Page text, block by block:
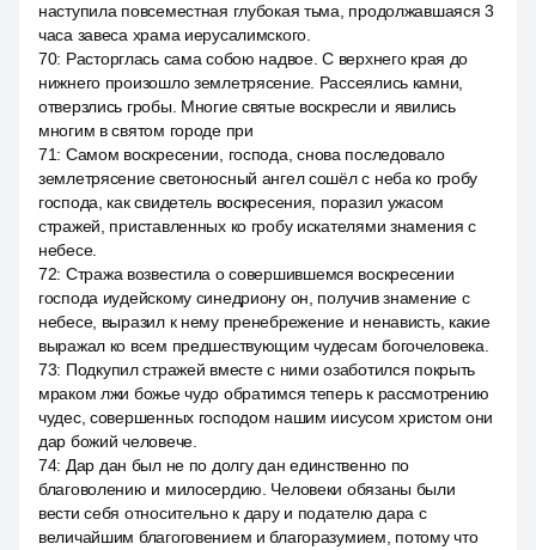
наступила повсеместная глубокая тьма, продолжавшаяся 3
часа завеса храма иерусалимского.
70: Расторглась сама собою надвое. С верхнего края до
нижнего произошло землетрясение. Рассеялись камни,
отверзлись гробы. Многие святые воскресли и явились
многим в святом городе при
71: Самом воскресении, господа, снова последовало
землетрясение светоносный ангел сошёл с неба ко гробу
господа, как свидетель воскресения, поразил ужасом
стражей, приставленных ко гробу искателями знамения с
небесе.
72: Стража возвестила о совершившемся воскресении
господа иудейскому синедриону он, получив знамение с
небесе, выразил к нему пренебрежение и ненависть, какие
выражал ко всем предшествующим чудесам богочеловека.
73: Подкупил стражей вместе с ними озаботился покрыть
мраком лжи божье чудо обратимся теперь к рассмотрению
чудес, совершенных господом нашим иисусом христом они
дар божий человече.
74: Дар дан был не по долгу дан единственно по
благоволению и милосердию. Человеки обязаны были
вести себя относительно к дару и подателю дара с
величайшим благоговением и благоразумием, потому что